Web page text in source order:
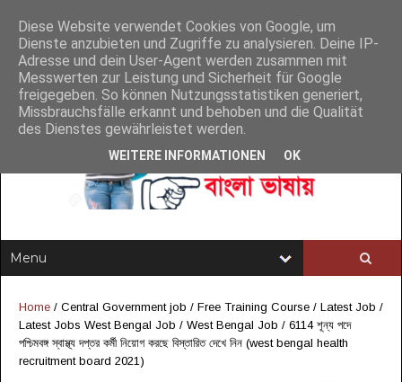
Home / Central Government job / Free Training Course / Latest Job /
Latest Jobs West Bengal Job / West Bengal Job / 6114 শূন্য পদে
পশ্চিমবঙ্গ স্বাস্থ্য দপ্তর কর্মী নিয়োগ করছে বিস্তারিত দেখে নিন (west bengal health
recruitment board 2021)
Diese Website verwendet Cookies von Google, um
Dienste anzubieten und Zugriffe zu analysieren. Deine IP-
Adresse und dein User-Agent werden zusammen mit
Messwerten zur Leistung und Sicherheit für Google
freigegeben. So können Nutzungsstatistiken generiert,
Missbrauchsfälle erkannt und behoben und die Qualität
des Dienstes gewährleistet werden.
WEITERE INFORMATIONEN OK